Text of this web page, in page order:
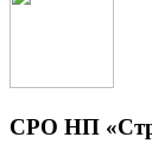
СРО НП